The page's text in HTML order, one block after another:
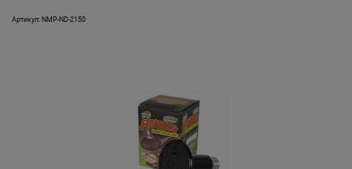
Артикул: NMP-ND-2150